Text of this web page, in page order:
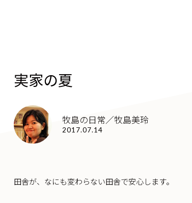
実家の夏
牧島の日常／牧島美玲
2017.07.14
田舎が、なにも変わらない田舎で安心します。